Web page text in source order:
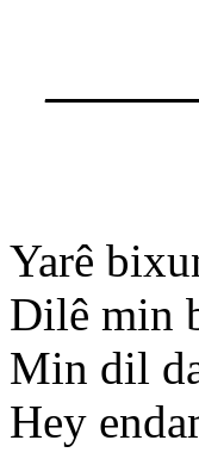
Yarê
Dilê min
Min dil
Hey